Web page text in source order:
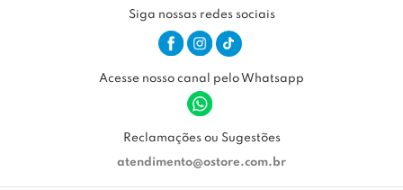
Siga nossas redes sociais
Acesse nosso canal pelo Whatsapp
Reclamações ou Sugestões
atendimento@ostore.com.br